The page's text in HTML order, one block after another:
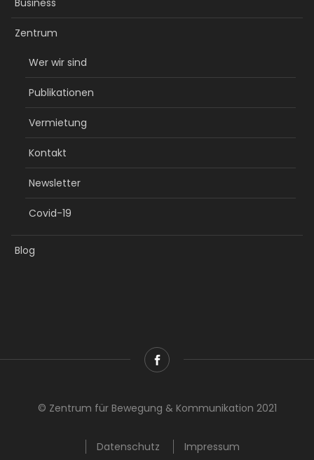
Zentrum
Wer wir sind
Publikationen
Vermietung
Kontakt
Newsletter
Covid-19
Blog
© Zentrum für Bewegung & Kommunikation 2021
Datenschutz Impressum